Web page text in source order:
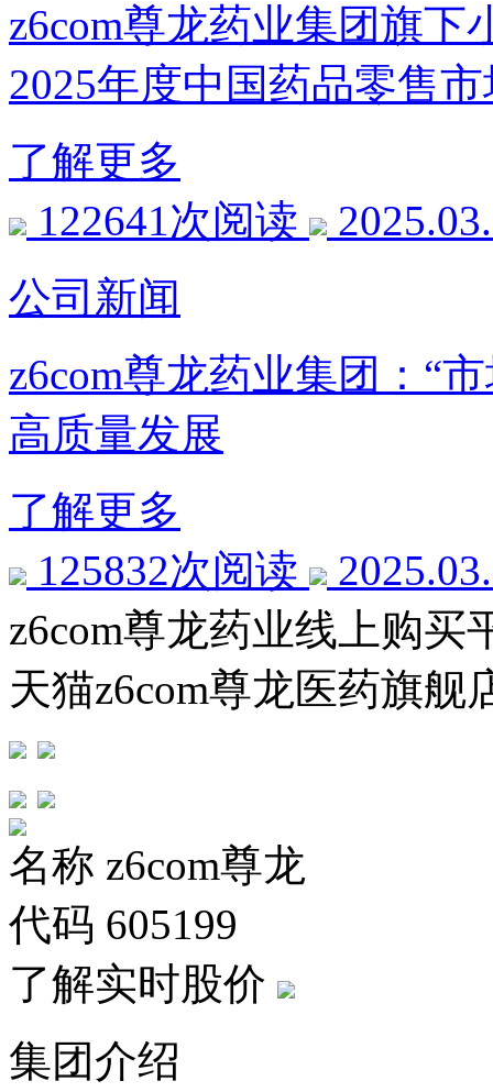
z6com尊龙药业集团旗下
2025年度中国药品零售
了解更多
122641次阅读
公司新闻
z6com尊龙药业集团：“
高质量发展
了解更多
125832次阅读
z6com尊龙药业线上购买
天猫z6com尊龙医药旗舰
名称 z6com尊龙
代码 605199
了解实时股价
集团介绍